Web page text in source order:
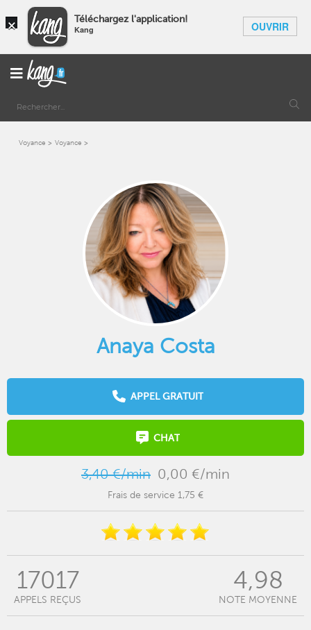
× Téléchargez l'application!
Kang OUVRIR
Voyance Voyance
Anaya Costa
APPEL GRATUIT
CHAT
3,40 €/min 0,00 €/min
Frais de service 1,75 €
17017
APPELS REÇUS
4,98
NOTE MOYENNE